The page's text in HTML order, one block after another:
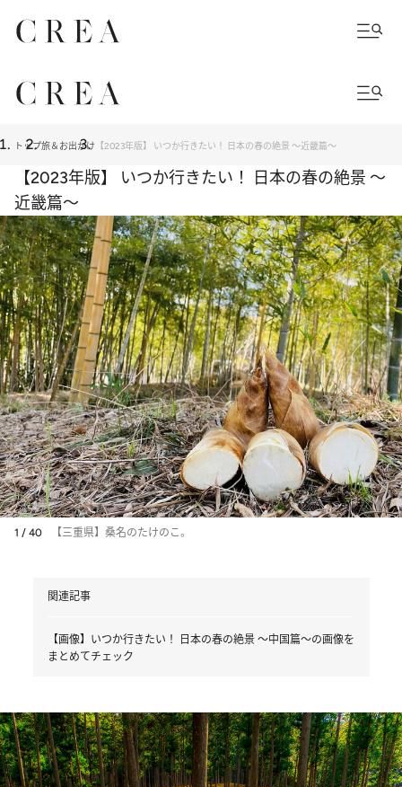
トップ旅＆お出かけ 【2023年版】 いつか行きたい！ 日本の春の絶景 ～近畿篇～
【2023年版】 いつか行きたい！ 日本の春の絶景 ～
近畿篇～
1 / 40 【三重県】桑名のたけのこ。
関連記事
【画像】いつか行きたい！ 日本の春の絶景 ～中国篇～の画像を
まとめてチェック